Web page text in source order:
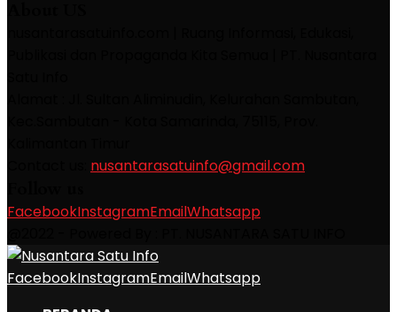
nusantarasatuinfo@gmail.com
FacebookInstagramEmailWhatsapp
FacebookInstagramEmailWhatsapp